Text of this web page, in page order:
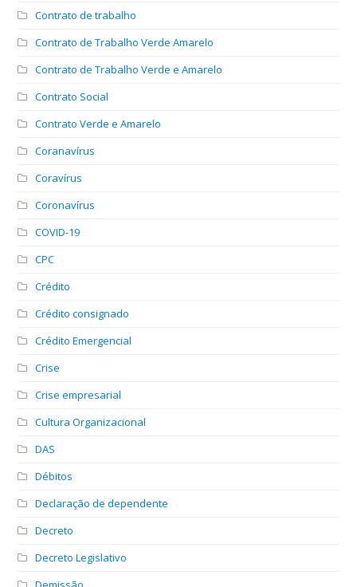
Contrato de trabalho
Contrato de Trabalho Verde Amarelo
Contrato de Trabalho Verde e Amarelo
Contrato Social
Contrato Verde e Amarelo
Coranavírus
Coravírus
Coronavírus
COVID-19
CPC
Crédito
Crédito consignado
Crédito Emergencial
Crise
Crise empresarial
Cultura Organizacional
DAS
Débitos
Declaração de dependente
Decreto
Decreto Legislativo